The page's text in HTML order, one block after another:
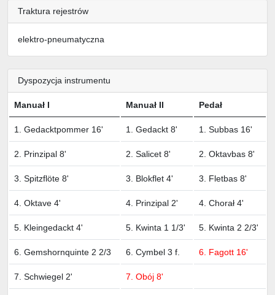
Traktura rejestrów
elektro-pneumatyczna
Dyspozycja instrumentu
Manuał I Manuał II Pedał
1. Gedacktpommer 16' 1. Gedackt 8' 1. Subbas 16'
2. Prinzipal 8' 2. Salicet 8' 2. Oktavbas 8'
3. Spitzflöte 8' 3. Blokflet 4' 3. Fletbas 8'
4. Oktave 4' 4. Prinzipal 2' 4. Chorał 4'
5. Kleingedackt 4' 5. Kwinta 1 1/3' 5. Kwinta 2 2/3'
6. Gemshornquinte 2 2/3 6. Cymbel 3 f. 6. Fagott 16'
7. Schwiegel 2' 7. Obój 8'